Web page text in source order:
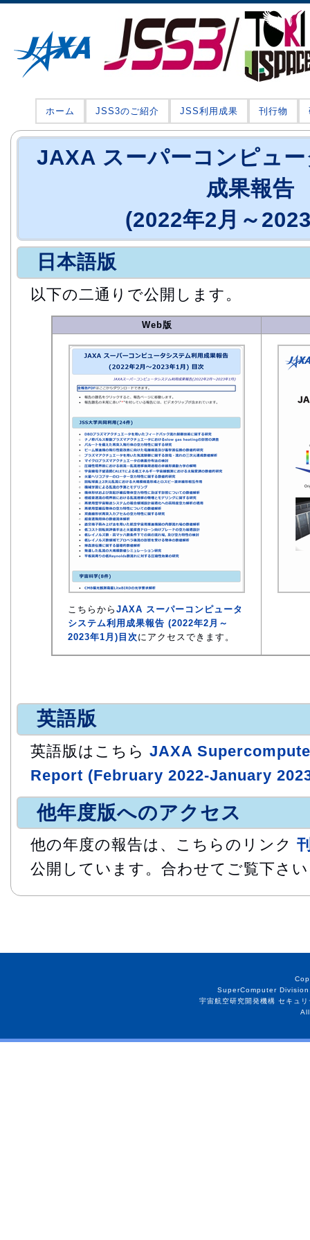
ホーム JSS3のご紹介 JSS利用成果 刊行物
JAXA スーパーコンピュ
成果報告
(2022年2月～
日本語版
以下の二通りで公開します。
Web版
こちらから JAXA スーパーコンピュータ
システム利用成果報告 (2022年2月～
2023年1月)目次にアクセスできます。
英語版
英語版はこちら JAXA
Report (February 2022-January
他年度版へのアクセス
他の年度の報告は、こちらのリンク
公開しています。合わせてご覧下さ
SuperComputer
宇宙航空研究開発機構 セキュ